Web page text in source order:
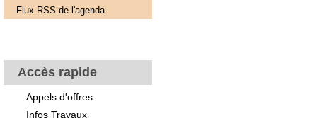
Flux RSS de l'agenda
Accès rapide
Appels d'offres
Infos Travaux